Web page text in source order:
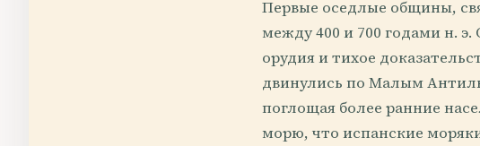
Первые оседлые общины,
между 400 и 700 годами н.
орудия и тихое
двинулись по Малым
поглощая более ранние
морю, что испанские